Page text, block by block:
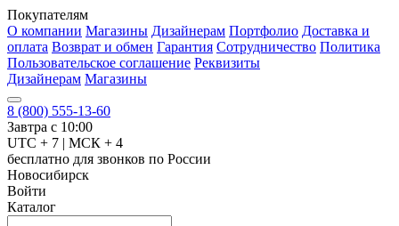
Покупателям
О компании Магазины Дизайнерам Портфолио Доставка и
оплата Возврат и обмен Гарантия Сотрудничество Политика
Пользовательское соглашение Реквизиты
Дизайнерам Магазины
8 (800) 555-13-60
Завтра с 10:00
UTC + 7 | МСК + 4
бесплатно для звонков по России
Новосибирск
Войти
Каталог